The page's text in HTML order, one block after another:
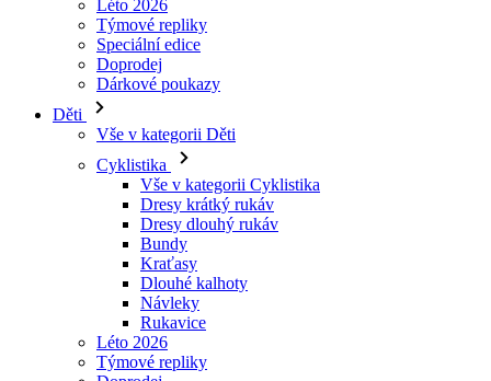
Děti
Vše v kategorii Děti
Cyklistika
Vše v kategorii Cyklistika
Dresy dlouhý rukáv
Bundy
Kraťasy
Dlouhé kalhoty
Návleky
Rukavice
Léto 2026
Týmové repliky
Doprodej
Speciální edice
Dárkové poukazy
Vlastní design
Príbehy